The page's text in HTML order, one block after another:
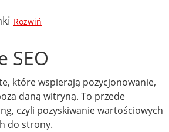
Rozwiń
SEO
które wspierają pozycjonowanie,
daną witryną. To przede
czyli pozyskiwanie wartościowych
do strony.